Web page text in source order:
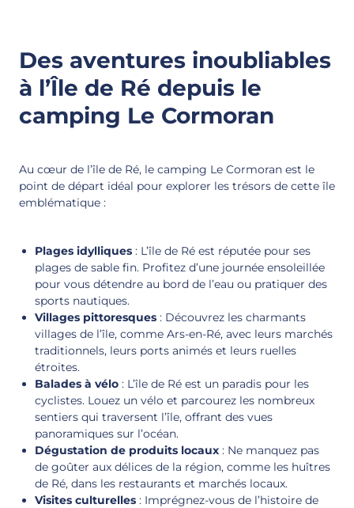
Des aventures inoubliables
à l’Île de Ré depuis le
camping Le Cormoran
Au cœur de l’île de Ré, le camping Le Cormoran est le
point de départ idéal pour explorer les trésors de cette île
emblématique :
Plages idylliques : L’île de Ré est réputée pour ses
plages de sable fin. Profitez d’une journée ensoleillée
pour vous détendre au bord de l’eau ou pratiquer des
sports nautiques.
Villages pittoresques : Découvrez les charmants
villages de l’île, comme Ars-en-Ré, avec leurs marchés
traditionnels, leurs ports animés et leurs ruelles
étroites.
Balades à vélo : L’île de Ré est un paradis pour les
cyclistes. Louez un vélo et parcourez les nombreux
sentiers qui traversent l’île, offrant des vues
panoramiques sur l’océan.
Dégustation de produits locaux : Ne manquez pas
de goûter aux délices de la région, comme les huîtres
de Ré, dans les restaurants et marchés locaux.
Visites culturelles : Imprégnez-vous de l’histoire de